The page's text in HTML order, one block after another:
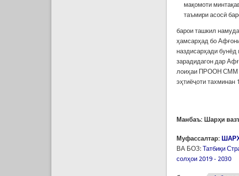
мақомоти
таъмири асосӣ
барои ташкил
ҳамсарҳад бо
наздисарҳади бунёд
зарадидагон дар
лоиҳаи ПРООН СММ
эҳтиёҷоти тахминан
Манбаъ: Шарҳи
Муфассалтар:
ВА БОЗ:Татбиқи
солҳои 2019 - 2030